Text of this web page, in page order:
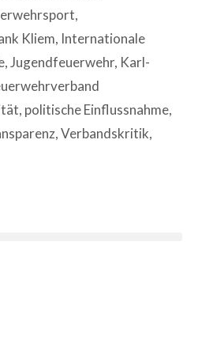
,
Kliem, Internationale
,Jugendfeuerwehr, Karl-
, politische Einflussnahme,
,Verbandskritik,